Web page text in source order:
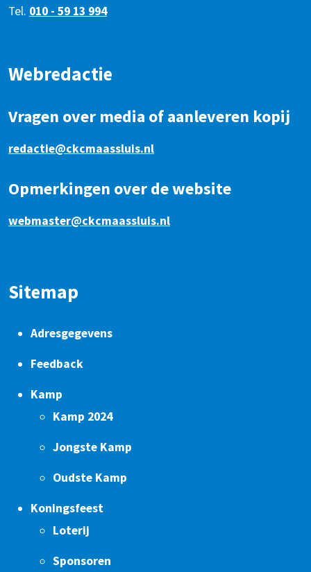
Tel. 010 - 59 13 994
Webredactie
Vragen over media of aanleveren kopij
redactie@ckcmaassluis.nl
Opmerkingen over de website
webmaster@ckcmaassluis.nl
Sitemap
Adresgegevens
Feedback
Kamp
Kamp 2024
Jongste Kamp
Oudste Kamp
Koningsfeest
Loterij
Sponsoren